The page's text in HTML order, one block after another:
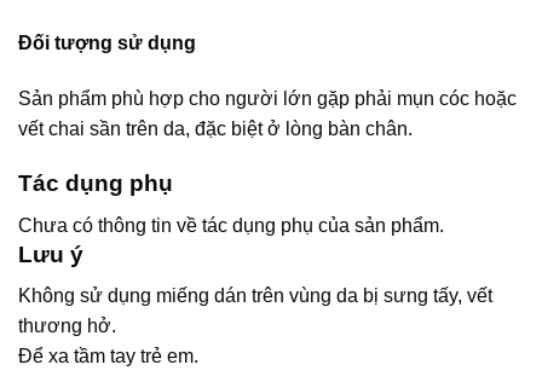
Đối tượng sử dụng
Sản phẩm phù hợp cho người lớn gặp phải mụn cóc hoặc
vết chai sần trên da, đặc biệt ở lòng bàn chân.
Tác dụng phụ
Chưa có thông tin về tác dụng phụ của sản phẩm.
Lưu ý
Không sử dụng miếng dán trên vùng da bị sưng tấy, vết
thương hở.
Để xa tầm tay trẻ em.